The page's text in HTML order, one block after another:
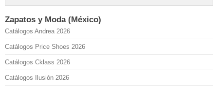
Zapatos y Moda (México)
Catálogos Andrea 2026
Catálogos Price Shoes 2026
Catálogos Cklass 2026
Catálogos Ilusión 2026